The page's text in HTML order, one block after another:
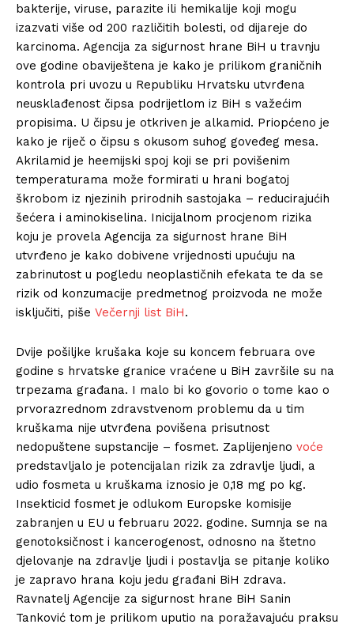
bakterije, viruse, parazite ili hemikalije koji mogu
izazvati više od 200 različitih bolesti, od dijareje do
karcinoma. Agencija za sigurnost hrane BiH u travnju
ove godine obaviještena je kako je prilikom graničnih
kontrola pri uvozu u Republiku Hrvatsku utvrđena
neusklađenost čipsa podrijetlom iz BiH s važećim
propisima. U čipsu je otkriven je alkamid. Priopćeno je
kako je riječ o čipsu s okusom suhog goveđeg mesa.
Akrilamid je heemijski spoj koji se pri povišenim
temperaturama može formirati u hrani bogatoj
škrobom iz njezinih prirodnih sastojaka – reducirajućih
šećera i aminokiselina. Inicijalnom procjenom rizika
koju je provela Agencija za sigurnost hrane BiH
utvrđeno je kako dobivene vrijednosti upućuju na
zabrinutost u pogledu neoplastičnih efekata te da se
rizik od konzumacije predmetnog proizvoda ne može
isključiti, piše Večernji list BiH.
Dvije pošiljke krušaka koje su koncem februara ove
godine s hrvatske granice vraćene u BiH završile su na
trpezama građana. I malo bi ko govorio o tome kao o
prvorazrednom zdravstvenom problemu da u tim
kruškama nije utvrđena povišena prisutnost
nedopuštene supstancije – fosmet. Zaplijenjeno voće
predstavljalo je potencijalan rizik za zdravlje ljudi, a
udio fosmeta u kruškama iznosio je 0,18 mg po kg.
Insekticid fosmet je odlukom Europske komisije
zabranjen u EU u februaru 2022. godine. Sumnja se na
genotoksičnost i kancerogenost, odnosno na štetno
djelovanje na zdravlje ljudi i postavlja se pitanje koliko
je zapravo hrana koju jedu građani BiH zdrava.
Ravnatelj Agencije za sigurnost hrane BiH Sanin
Tanković tom je prilikom uputio na poražavajuću praksu